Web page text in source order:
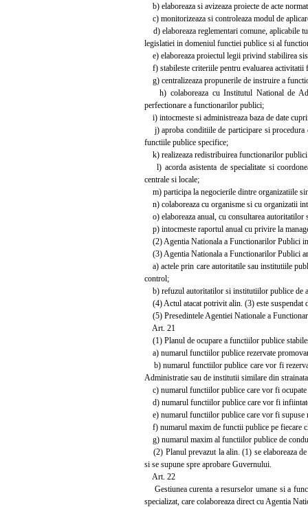
b) elaboreaza si avizeaza proiecte de acte
c) monitorizeaza si controleaza modul de
d) elaboreaza reglementari comune, aplicabile
legislatiei in domeniul functiei publice si al
e) elaboreaza proiectul legii privind stabilirea
f) stabileste criteriile pentru evaluarea
g) centralizeaza propunerile de instruire a
h) colaboreaza cu Institutul National de
perfectionare a functionarilor publici;
i) intocmeste si administreaza baza de date
j) aproba conditiile de participare si procedura
functiile publice specifice;
k) realizeaza redistribuirea functionarilor
l) acorda asistenta de specialitate si
centrale si locale;
m) participa la negocierile dintre organizatiile
n) colaboreaza cu organisme si cu organizatii
o) elaboreaza anual, cu consultarea
p) intocmeste raportul anual cu privire la
(2) Agentia Nationala a Functionarilor Publici
(3) Agentia Nationala a Functionarilor Publici
a) actele prin care autoritatile sau institutiile
control;
b) refuzul autoritatilor si institutiilor publice de
(4) Actul atacat potrivit alin. (3) este suspendat
(5) Presedintele Agentiei Nationale a
Art. 21
(1) Planul de ocupare a functiilor publice
a) numarul functiilor publice rezervate
b) numarul functiilor publice care vor fi
Administratie sau de institutii similare din
c) numarul functiilor publice care vor fi
d) numarul functiilor publice care vor fi
e) numarul functiilor publice care vor fi supuse
f) numarul maxim de functii publice pe fiecare
g) numarul maxim al functiilor publice de
(2) Planul prevazut la alin. (1) se elaboreaza
si se supune spre aprobare Guvernului.
Art. 22
Gestiunea curenta a resurselor umane si a
specializat, care colaboreaza direct cu Agentia